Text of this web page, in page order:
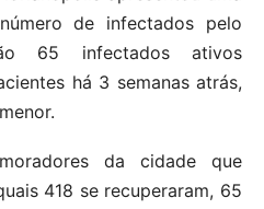
de infectados pelo
65 infectados ativos
há 3 semanas atrás,
da cidade que
418 se recuperaram, 65